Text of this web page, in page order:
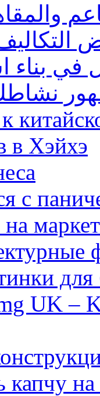
بناء
в Хэйхэ
с
UK –
капчу